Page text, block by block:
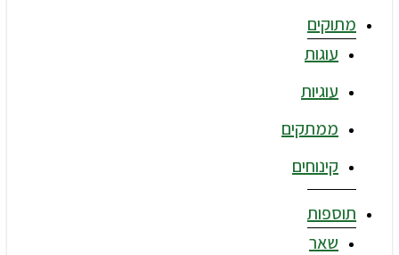
מתוקים
עוגות
עוגיות
ממתקים
קינוחים
תוספות
שאר